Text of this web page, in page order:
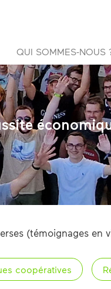
QUI SOMMES-NOUS
(témoignages en
coopératives